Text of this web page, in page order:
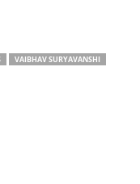
VAIBHAV SURYAVANSHI